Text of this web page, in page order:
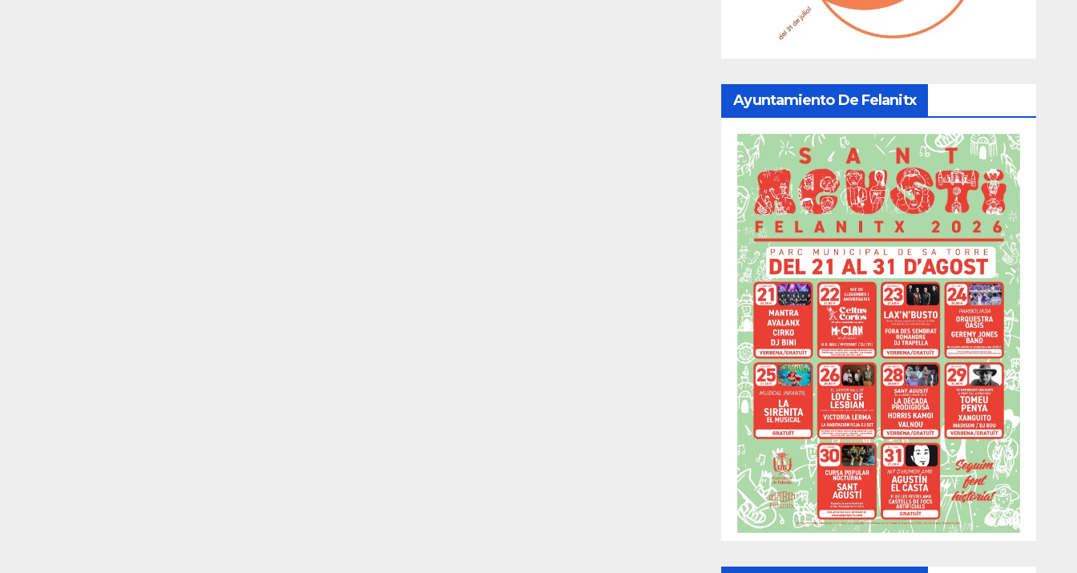
Ayuntamiento De Felanitx